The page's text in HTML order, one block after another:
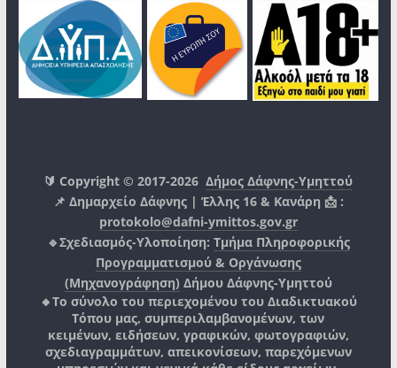
🔰 Copyright © 2017-2026Δήμος Δάφνης-Υμηττού
📌 Δημαρχείο Δάφνης | Έλλης 16 & Κανάρη 📩 :
protokolo@dafni-ymittos.gov.gr
🔹Σχεδιασμός-Υλοποίηση: Τμήμα Πληροφορικής
Προγραμματισμού & Οργάνωσης
(Μηχανογράφηση) Δήμου Δάφνης-Υμηττού
🔸Το σύνολο του περιεχομένου του Διαδικτυακού
Τόπου μας, συμπεριλαμβανομένων, των
κειμένων, ειδήσεων, γραφικών, φωτογραφιών,
σχεδιαγραμμάτων, απεικονίσεων, παρεχόμενων